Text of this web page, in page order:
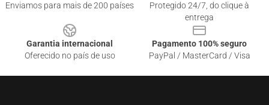
Enviamos para mais de 200 países
Protegido 24/7, do clique à
entrega
Garantia internacional
Oferecido no país de uso
Pagamento 100% seguro
PayPal / MasterCard / Visa